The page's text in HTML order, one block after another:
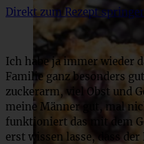
Direkt zum Rezept
Ich habe ja immer wieder
Familie ganz besonders
zuckerarm, viel Obst und
meine Männer gut, mal
funktioniert das mit dem
erst wissen lasse, dass